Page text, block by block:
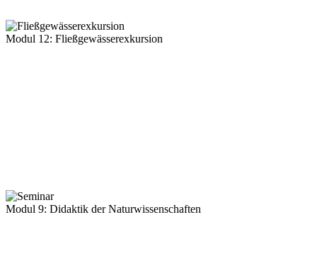
Modul 12: Fließgewässerexkursion
Modul 9: Didaktik der Naturwissenschaften